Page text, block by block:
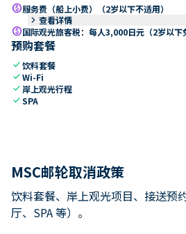
paid服务费（船上小费）（2岁以下不适用）
keyboard_arrow_right 查看详情
paid国际观光旅客税：每人3,000日元（2岁以
预购套餐
check饮料套餐
checkWi-Fi
check 岸上观光行程
checkSPA
MSC邮轮取消政策
饮料套餐、岸上观光项目、接送预
厅、SPA 等）。